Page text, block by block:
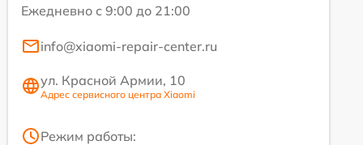
Ежедневно с 9:00 до 21:00
info@xiaomi-repair-center.ru
ул. Красной Армии, 10
Адрес сервисного центра Xiaomi
Режим работы: